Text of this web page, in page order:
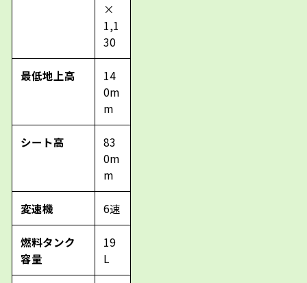
×
1,1
30
最低地上高
14
0m
m
シート高
83
0m
m
変速機 6速
燃料タンク
容量
19
L